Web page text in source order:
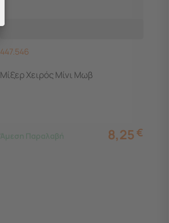
447.546
Μίξερ Χειρός Μίνι Μωβ
Άμεση Παραλαβή 8,25 €